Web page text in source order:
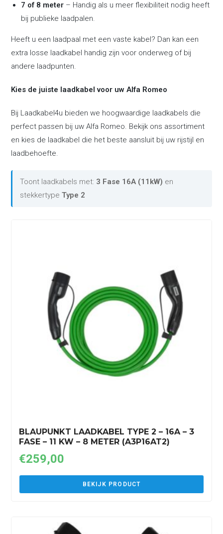
7 of 8 meter – Handig als u meer flexibiliteit nodig heeft
bij publieke laadpalen.
Heeft u een laadpaal met een vaste kabel? Dan kan een
extra losse laadkabel handig zijn voor onderweg of bij
andere laadpunten.
Kies de juiste laadkabel voor uw Alfa Romeo
Bij Laadkabel4u bieden we hoogwaardige laadkabels die
perfect passen bij uw Alfa Romeo. Bekijk ons assortiment
en kies de laadkabel die het beste aansluit bij uw rijstijl en
laadbehoefte.
Toont laadkabels met: 3 Fase 16A (11kW) en
stekkertypeType 2
BLAUPUNKT LAADKABEL TYPE 2 – 16A – 3
FASE – 11 KW – 8 METER (A3P16AT2)
€259,00
BEKIJK PRODUCT